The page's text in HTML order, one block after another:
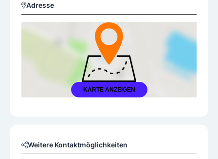
Adresse
KARTE ANZEIGEN
Weitere Kontaktmöglichkeiten